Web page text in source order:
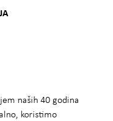
naših 40 godina
koristimo